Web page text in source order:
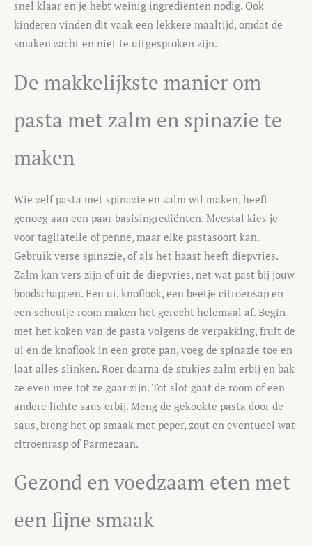
snel klaar en je hebt weinig ingrediënten nodig. Ook
kinderen vinden dit vaak een lekkere maaltijd, omdat de
smaken zacht en niet te uitgesproken zijn.
De makkelijkste manier om
pasta met zalm en spinazie te
maken
Wie zelf pasta met spinazie en zalm wil maken, heeft
genoeg aan een paar basisingrediënten. Meestal kies je
voor tagliatelle of penne, maar elke pastasoort kan.
Gebruik verse spinazie, of als het haast heeft diepvries.
Zalm kan vers zijn of uit de diepvries, net wat past bij jouw
boodschappen. Een ui, knoflook, een beetje citroensap en
een scheutje room maken het gerecht helemaal af. Begin
met het koken van de pasta volgens de verpakking, fruit de
ui en de knoflook in een grote pan, voeg de spinazie toe en
laat alles slinken. Roer daarna de stukjes zalm erbij en bak
ze even mee tot ze gaar zijn. Tot slot gaat de room of een
andere lichte saus erbij. Meng de gekookte pasta door de
saus, breng het op smaak met peper, zout en eventueel wat
citroenrasp of Parmezaan.
Gezond en voedzaam eten met
een fijne smaak